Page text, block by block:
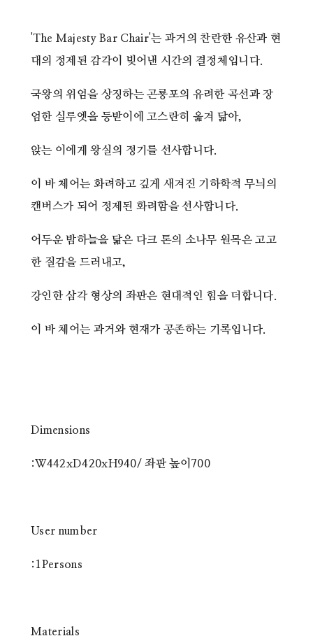
'The Majesty Bar Chair'는 과거의 찬란한 유산과 현
대의 정제된 감각이 빚어낸 시간의 결정체입니다.
국왕의 위엄을 상징하는 곤룡포의 유려한 곡선과 장
엄한 실루엣을 등받이에 고스란히 옮겨 닮아,
앉는 이에게 왕실의 정기를 선사합니다.
이 바 체어는 화려하고 깊게 새겨진 기하학적 무늬의
캔버스가 되어 정제된 화려함을 선사합니다.
어두운 밤하늘을 닮은 다크 톤의 소나무 원목은 고고
한 질감을 드러내고,
강인한 삼각 형상의 좌판은 현대적인 힘을 더합니다.
이 바 체어는 과거와 현재가 공존하는 기록입니다.
Dimensions
:W442xD420xH940/ 좌판 높이700
User number
:1Persons
Materials